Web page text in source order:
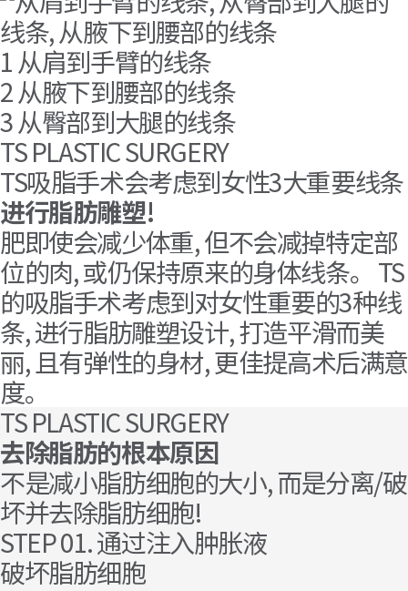
1 从肩到手臂的线条
2从腋下到腰部的线条
3从臀部到大腿的线条
TS PLASTIC SURGERY
TS吸脂手术会考虑到女性3大重要线条
进行脂肪雕塑!
肥即使会减少体重, 但不会减掉特定部
位的肉, 或仍保持原来的身体线条。 TS
的吸脂手术考虑到对女性重要的3种线
条, 进行脂肪雕塑设计, 打造平滑而美
丽, 且有弹性的身材, 更佳提高术后满意
度。
TS PLASTIC SURGERY
去除脂肪的根本原因
不是减小脂肪细胞的大小, 而是分离/破
坏并去除脂肪细胞!
STEP 01. 通过注入肿胀液
破坏脂肪细胞